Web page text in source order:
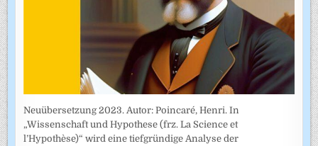
Neuübersetzung 2023. Autor: Poincaré, Henri. In
„Wissenschaft und Hypothese (frz. La Science et
l’Hypothèse)“ wird eine tiefgründige Analyse der